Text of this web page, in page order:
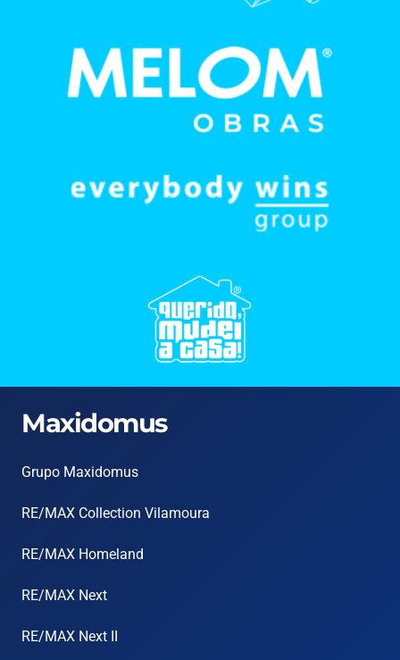
Maxidomus
Grupo Maxidomus
RE/MAX Collection Vilamoura
RE/MAX Homeland
RE/MAX Next
RE/MAX Next II